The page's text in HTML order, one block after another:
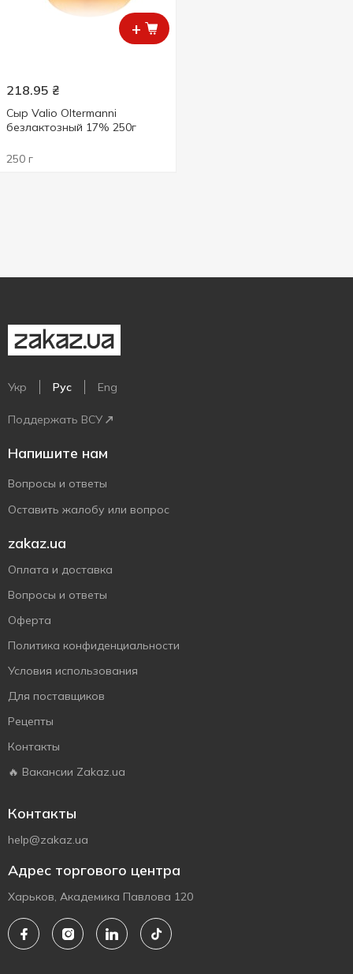
+
218.95 ₴
Сыр Valio Oltermanni
безлактозный 17% 250г
250 г
Укр Рус Eng
Поддержать ВСУ
Напишите нам
Вопросы и ответы
Оставить жалобу или вопрос
zakaz.ua
Оплата и доставка
Вопросы и ответы
Оферта
Политика конфиденциальности
Условия использования
Для поставщиков
Рецепты
Контакты
🔥 Вакансии Zakaz.ua
Контакты
help@zakaz.ua
Адрес торгового центра
Харьков, Академика Павлова 120